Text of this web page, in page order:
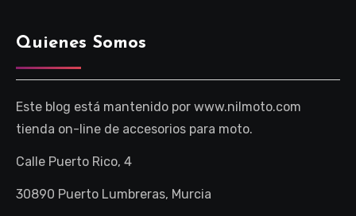
Quienes Somos
Este blog está mantenido por www.nilmoto.com
tienda on-line de accesorios para moto.
Calle Puerto Rico, 4
30890 Puerto Lumbreras, Murcia